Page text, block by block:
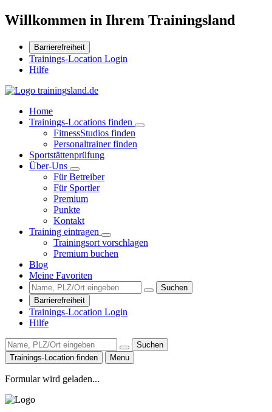
Willkommen in Ihrem Trainingsland
Barrierefreiheit
Trainings-Location Login
Hilfe
Home
Trainings-Locations finden
FitnessStudios finden
Personaltrainer finden
Sportstättenprüfung
Über-Uns
Für Betreiber
Für Sportler
Premium
Punkte
Kontakt
Training eintragen
Trainingsort vorschlagen
Premium buchen
Blog
Meine Favoriten
Suchen
Barrierefreiheit
Trainings-Location Login
Hilfe
Suchen
Trainings-Location finden
Menu
Formular wird geladen...